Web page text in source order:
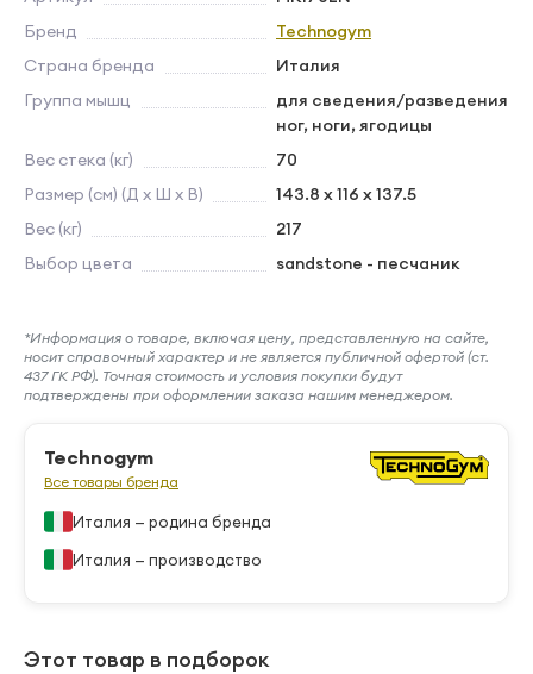
Бренд
Technogym
Страна бренда
Италия
Группа мышц
для сведения/разведения
ног, ноги, ягодицы
Вес стека (кг)
70
Размер (см) (Д х Ш х В)
143.8 x 116 x 137.5
Вес (кг)
217
Выбор цвета
sandstone - песчаник
*Информация о товаре, включая цену, представленную на сайте,
носит справочный характер и не является публичной офертой (ст.
437 ГК РФ). Точная стоимость и условия покупки будут
подтверждены при оформлении заказа нашим менеджером.
Technogym
Все товары бренда
Италия — родина бренда
Италия — производство
Этот товар в подборок